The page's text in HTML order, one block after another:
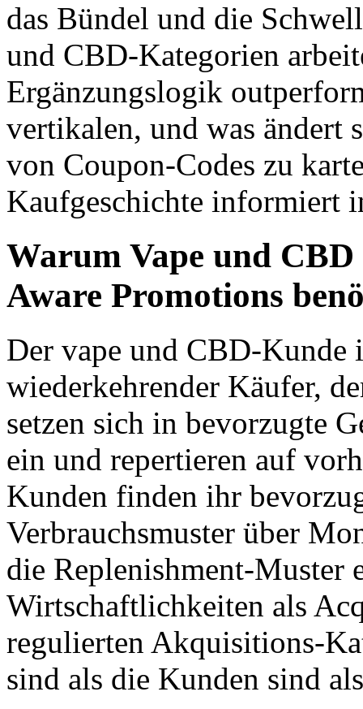
das Bündel und die
und CBD-Kategorien
Ergänzungslogik
vertikalen, und was ändert
von Coupon-Codes zu
Kaufgeschichte informiert
Warum Vape und
Aware Promotions
Der vape und CBD-Kunde
wiederkehrender Käufer,
setzen sich in bevorzugte
ein und repertieren auf
Kunden finden ihr
Verbrauchsmuster über
die Replenishment-Muster
Wirtschaftlichkeiten als
regulierten Akquisitions-
sind als die Kunden sind